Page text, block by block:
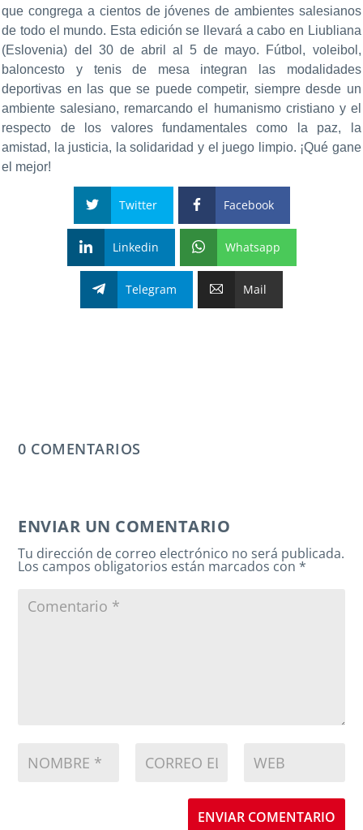
que congrega a cientos de jóvenes de ambientes salesianos
de todo el mundo. Esta edición se llevará a cabo en Liubliana
(Eslovenia) del 30 de abril al 5 de mayo. Fútbol, voleibol,
baloncesto y tenis de mesa integran las modalidades
deportivas en las que se puede competir, siempre desde un
ambiente salesiano, remarcando el humanismo cristiano y el
respecto de los valores fundamentales como la paz, la
amistad, la justicia, la solidaridad y el juego limpio. ¡Qué gane
el mejor!
Twitter Facebook
Linkedin Whatsapp
Telegram Mail
0 COMENTARIOS
ENVIAR UN COMENTARIO
Tu dirección de correo electrónico no será publicada.
Los campos obligatorios están marcados con*
ENVIAR COMENTARIO